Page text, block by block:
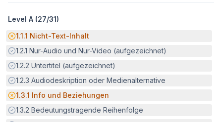
Level A (27/31)
Potenzielle Barriere:
1.1.1 Nicht-Text-Inhalt
Erfüllt:
1.2.1 Nur-Audio und Nur-Video (aufgezeichnet)
Erfüllt:
1.2.2 Untertitel (aufgezeichnet)
Erfüllt:
1.2.3 Audiodeskription oder Medienalternative
Potenzielle Barriere:
1.3.1 Info und Beziehungen
Erfüllt:
1.3.2 Bedeutungstragende Reihenfolge